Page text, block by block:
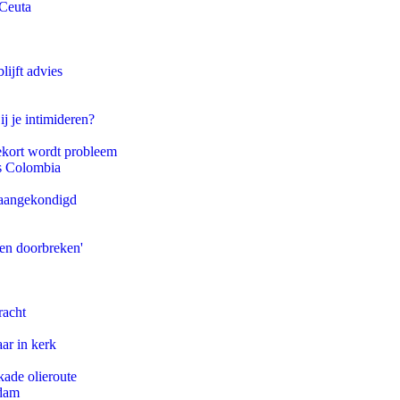
advies
je intimideren?
wordt probleem
Colombia
doorbreken'
in kerk
olieroute